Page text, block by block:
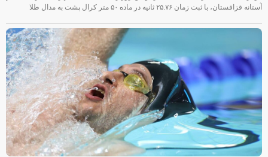
آستانه قزاقستان، با ثبت زمان ۲۵.۷۶ ثانیه در ماده ۵۰ متر کرال پشت به مدال طلا